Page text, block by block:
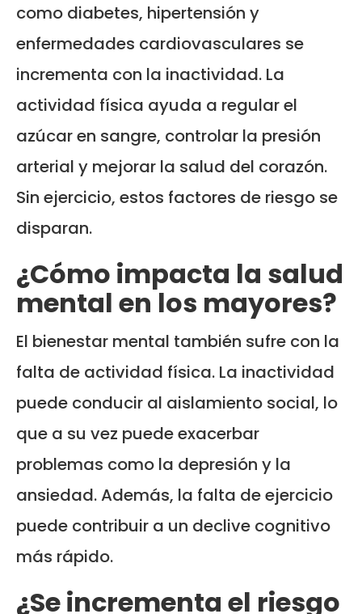
como diabetes, hipertensión y
enfermedades cardiovasculares se
incrementa con la inactividad. La
actividad física ayuda a regular el
azúcar en sangre, controlar la presión
arterial y mejorar la salud del corazón.
Sin ejercicio, estos factores de riesgo se
disparan.
¿Cómo impacta la salud
mental en los mayores?
El bienestar mental también sufre con la
falta de actividad física. La inactividad
puede conducir al aislamiento social, lo
que a su vez puede exacerbar
problemas como la depresión y la
ansiedad. Además, la falta de ejercicio
puede contribuir a un declive cognitivo
más rápido.
¿Se incrementa el riesgo